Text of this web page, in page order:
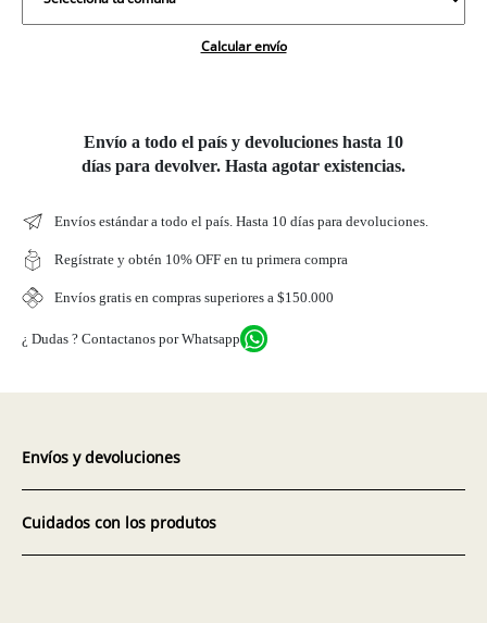
Calcular envío
Envío a todo el país y devoluciones hasta 10
días para devolver. Hasta agotar existencias.
Envíos estándar a todo el país. Hasta 10 días para devoluciones.
Regístrate y obtén 10% OFF en tu primera compra
Envíos gratis en compras superiores a $150.000
¿ Dudas ? Contactanos por Whatsapp
Envíos y devoluciones
Cuidados con los produtos